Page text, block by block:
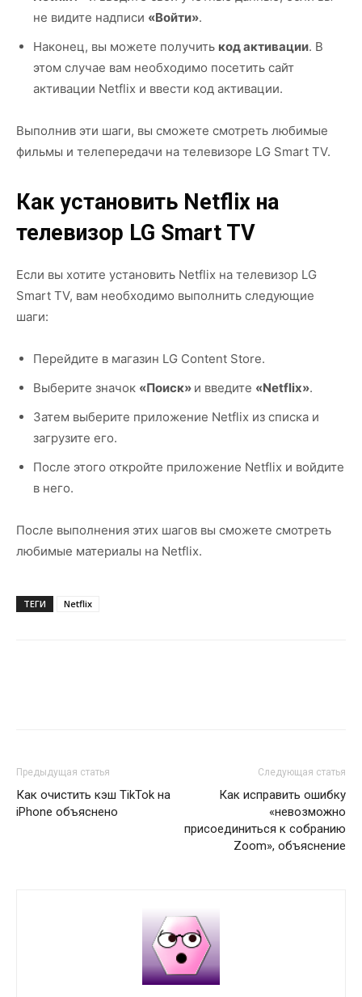
не видите надписи «Войти».
Наконец, вы можете получить код активации. В
этом случае вам необходимо посетить сайт
активации Netflix и ввести код активации.
Выполнив эти шаги, вы сможете смотреть любимые
фильмы и телепередачи на телевизоре LG Smart TV.
Как установить Netflix на
телевизор LG Smart TV
Если вы хотите установить Netflix на телевизор LG
Smart TV, вам необходимо выполнить следующие
шаги:
Перейдите в магазин LG Content Store.
Выберите значок «Поиск» и введите «Netflix».
Затем выберите приложение Netflix из списка и
загрузите его.
После этого откройте приложение Netflix и войдите
в него.
После выполнения этих шагов вы сможете смотреть
любимые материалы на Netflix.
ТЕГИ Netflix
Предыдущая статья
Как очистить кэш TikTok на
iPhone объяснено
Следующая статья
Как исправить ошибку
«невозможно
присоединиться к собранию
Zoom», объяснение